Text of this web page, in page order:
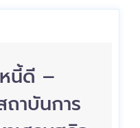
นี้ดี –
ถาบันการ